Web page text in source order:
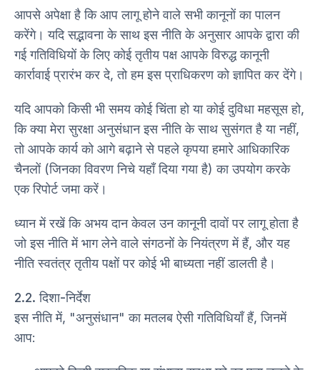
आपसे अपेक्षा है कि आप लागू होने वाले सभी कानूनों का पालन
करेंगे। यदि सद्भावना के साथ इस नीति के अनुसार आपके द्वारा की
गई गतिविधियों के लिए कोई तृतीय पक्ष आपके विरुद्ध कानूनी
कार्रावाई प्रारंभ कर दे, तो हम इस प्राधिकरण को ज्ञापित कर देंगे।
यदि आपको किसी भी समय कोई चिंता हो या कोई दुविधा महसूस हो,
कि क्या मेरा सुरक्षा अनुसंधान इस नीति के साथ सुसंगत है या नहीं,
तो आपके कार्य को आगे बढ़ाने से पहले कृपया हमारे आधिकारिक
चैनलों (जिनका विवरण निचे यहाँ दिया गया है) का उपयोग करके
एक रिपोर्ट जमा करें।
ध्यान में रखें कि अभय दान केवल उन कानूनी दावों पर लागू होता है
जो इस नीति में भाग लेने वाले संगठनों के नियंत्रण में हैं, और यह
नीति स्वतंत्र तृतीय पक्षों पर कोई भी बाध्यता नहीं डालती है।
2.2. दिशा-निर्देश
इस नीति में, "अनुसंधान" का मतलब ऐसी गतिविधियाँ हैं, जिनमें
आप: